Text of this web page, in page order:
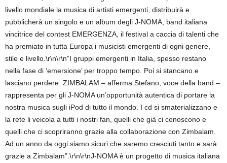
livello mondiale la musica di artisti emergenti, distribuirà e
pubblicherà un singolo e un album degli J-NOMA, band italiana
vincitrice del contest EMERGENZA, il festival a caccia di talenti che
ha premiato in tutta Europa i musicisti emergenti di ogni genere,
stile e livello.\r\n\r\n”I gruppi emergenti in Italia, spesso restano
nella fase di ‘emersione’ per troppo tempo. Poi si stancano e
lasciano perdere. ZIMBALAM – afferma Stefano, voce della band –
rappresenta per gli J-NOMA un’opportunità autentica di portare la
nostra musica sugli iPod di tutto il mondo. I cd si smaterializzano e
la rete li veicola a tutti i nostri fan, quelli che già ci conoscono e
quelli che ci scopriranno grazie alla collaborazione con Zimbalam.
Ad un anno da oggi siamo sicuri che saremo cresciuti tanto e sarà
grazie a Zimbalam”.\r\n\r\nJ-NOMA è un progetto di musica italiana